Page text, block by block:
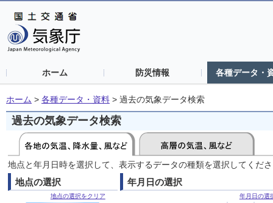
ホーム 防災情報 各種データ・
ホーム > 各種データ・資料 > 過去の気象データ検索
過去の気象データ検索
地点と年月日時を選択して、表示するデータの種類を選択してくだ
地点の選択
地点の選択をクリア
年月日の選択
年月日の選